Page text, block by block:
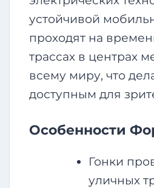
устойчивой
проходят на
трассах в центрах
всему миру, что
доступным для
Особенности
Гонки
уличных